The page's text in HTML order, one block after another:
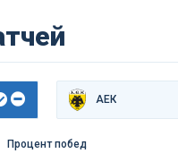
АЕК
Процент побед